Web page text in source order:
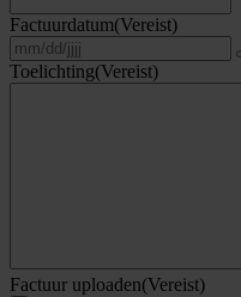
Factuurdatum(Vereist)
Toelichting(Vereist)
Factuur uploaden(Vereist)